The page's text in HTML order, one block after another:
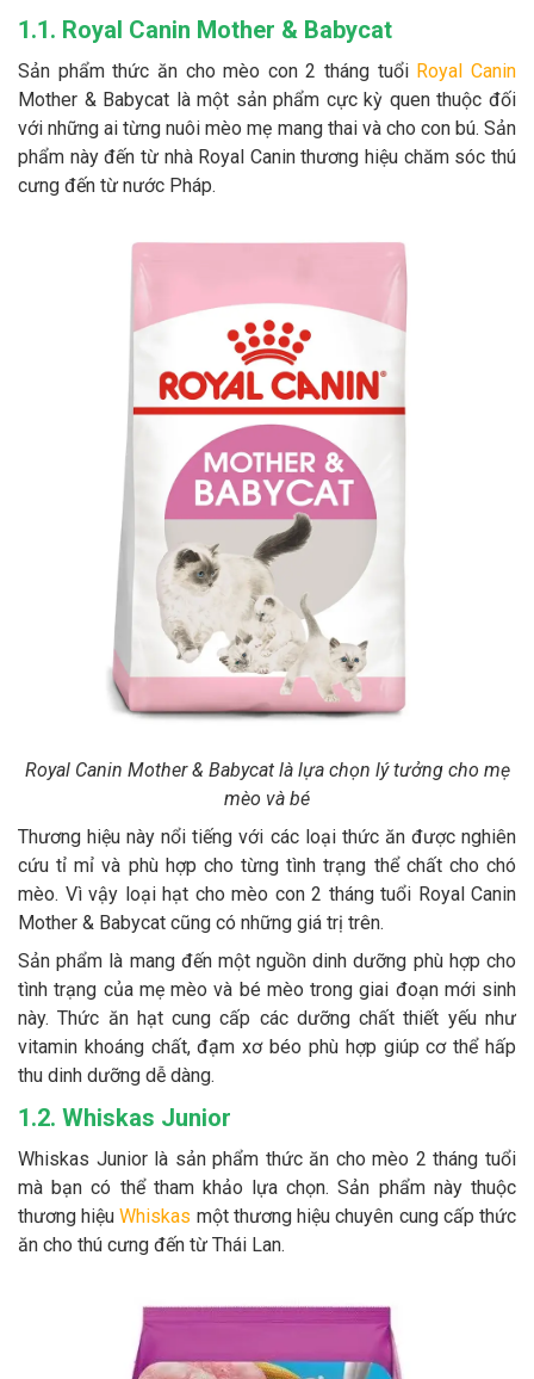
CHÍNH SÁCH
Chính sách mua hàng Chính sách vận chuyển
Chính sách bảo hành Chính sách bảo mật
Chính sách đổi trả
TỔNG ĐÀI TƯ VẤN
0929894774
1.1. Royal Canin Mother & Babycat
Sản phẩm thức ăn cho mèo con 2 tháng tuổi Royal Canin
Mother & Babycat là một sản phẩm cực kỳ quen thuộc đối
với những ai từng nuôi mèo mẹ mang thai và cho con bú. Sản
phẩm này đến từ nhà Royal Canin thương hiệu chăm sóc thú
cưng đến từ nước Pháp.
Royal Canin Mother & Babycat là lựa chọn lý tưởng cho mẹ
mèo và bé
Thương hiệu này nổi tiếng với các loại thức ăn được nghiên
cứu tỉ mỉ và phù hợp cho từng tình trạng thể chất cho chó
mèo. Vì vậy loại hạt cho mèo con 2 tháng tuổi Royal Canin
Mother & Babycat cũng có những giá trị trên.
Sản phẩm là mang đến một nguồn dinh dưỡng phù hợp cho
tình trạng của mẹ mèo và bé mèo trong giai đoạn mới sinh
này. Thức ăn hạt cung cấp các dưỡng chất thiết yếu như
vitamin khoáng chất, đạm xơ béo phù hợp giúp cơ thể hấp
thu dinh dưỡng dễ dàng.
1.2. Whiskas Junior
Whiskas Junior là sản phẩm thức ăn cho mèo 2 tháng tuổi
mà bạn có thể tham khảo lựa chọn. Sản phẩm này thuộc
thương hiệuWhiskas một thương hiệu chuyên cung cấp thức
ăn cho thú cưng đến từ Thái Lan.